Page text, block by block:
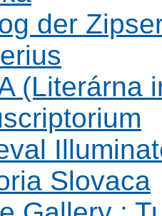
der
(Literárna
Slovaca